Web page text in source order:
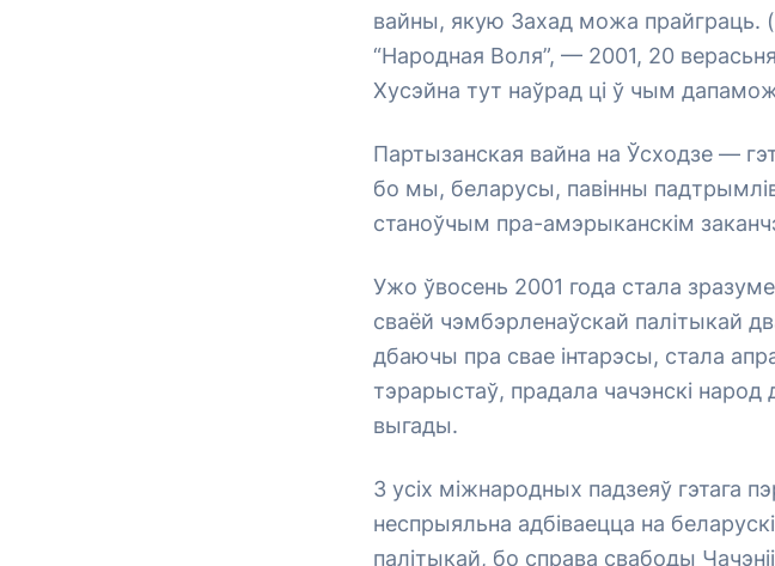
вайны, якую Захад можа прайграць.
“Народная Воля”, — 2001, 20
Хусэйна тут наўрад ці ў чым
Партызанская вайна на Ўсходзе —
бо мы, беларусы, павінны
станоўчым пра-амэрыканскім
Ужо ўвосень 2001 года стала
сваёй чэмбэрленаўскай палітыкай
дбаючы пра свае інтарэсы, стала
тэрарыстаў, прадала чачэнскі
выгады.
З усіх міжнародных падзеяў гэтага
неспрыяльна адбіваецца на
палітыкай, бо справа свабоды